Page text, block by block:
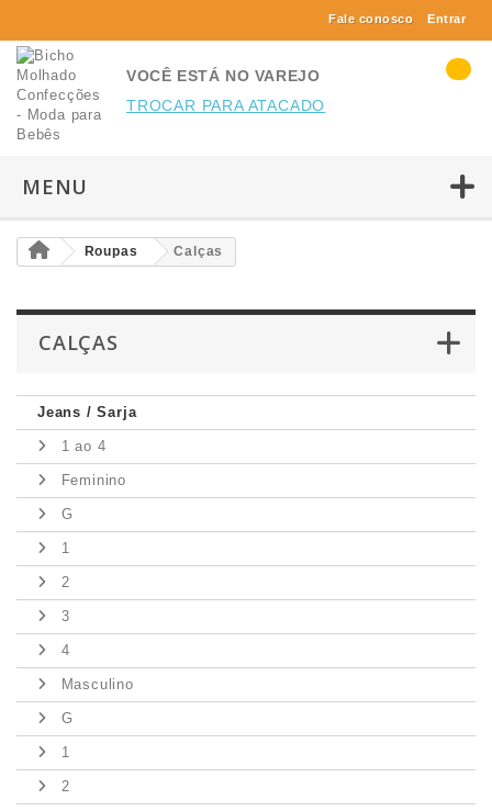
Entrar
Fale conosco
VOCÊ ESTÁ NO VAREJO
TROCAR PARA ATACADO
MENU
Roupas Calças
CALÇAS
Jeans / Sarja
1 ao 4
Feminino
G
1
2
3
4
Masculino
G
1
2